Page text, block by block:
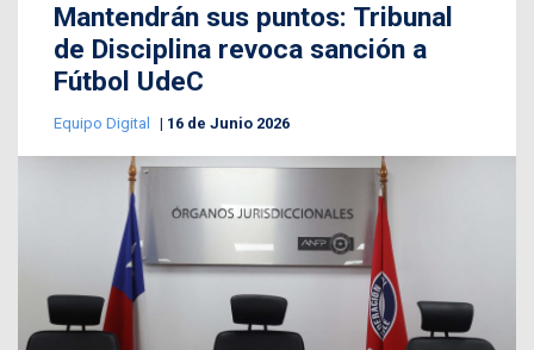
Mantendrán sus puntos: Tribunal
de Disciplina revoca sanción a
Fútbol UdeC
Equipo Digital 16 de Junio 2026